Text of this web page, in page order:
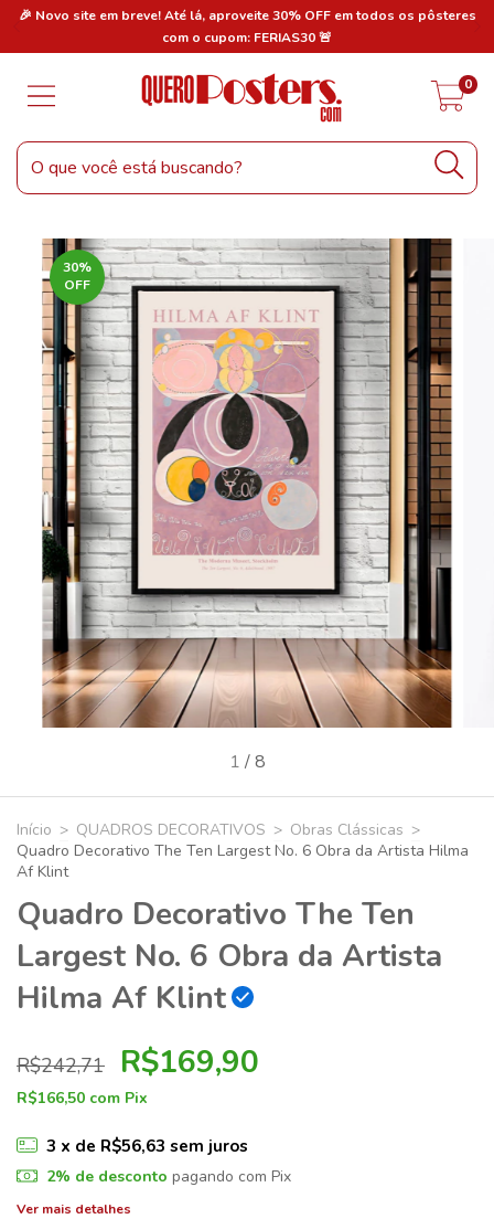
🎉 Novo site em breve! Até lá, aproveite 30% OFF em todos os pôsteres
com o cupom: FERIAS30 🚨
0
30%
OFF
1 /8
Início > QUADROS DECORATIVOS > Obras Clássicas >
Quadro Decorativo The Ten Largest No. 6 Obra da Artista Hilma
Af Klint
Quadro Decorativo The Ten
Largest No. 6 Obra da Artista
Hilma Af Klint
R$242,71 R$169,90
R$166,50 com Pix
3 x de R$56,63 sem juros
2% de desconto pagando com Pix
Ver mais detalhes